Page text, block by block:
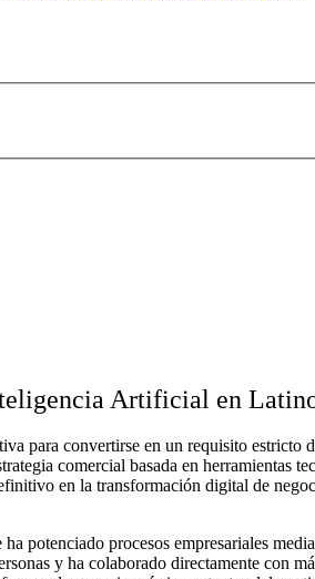
Artificial en
para convertirse en un requisito
comercial basada en herramientas
en la transformación digital de
potenciado procesos empresariales
y ha colaborado directamente con